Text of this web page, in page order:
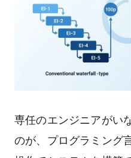
専任のエンジニアがい
のが、プログラミング